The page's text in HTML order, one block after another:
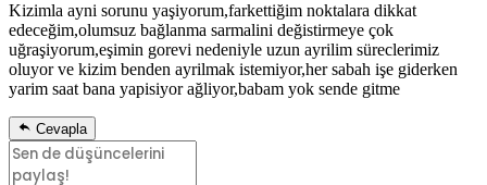
Kizimla ayni sorunu yaşiyorum,farkettiğim noktalara dikkat
edeceğim,olumsuz bağlanma sarmalini değistirmeye çok
uğraşiyorum,eşimin gorevi nedeniyle uzun ayrilim süreclerimiz
oluyor ve kizim benden ayrilmak istemiyor,her sabah işe giderken
yarim saat bana yapisiyor ağliyor,babam yok sende gitme
Cevapla